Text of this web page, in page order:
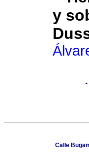
y
·
Calle